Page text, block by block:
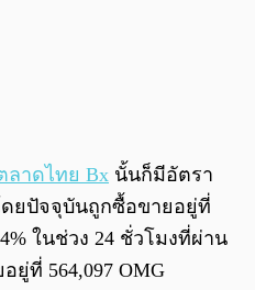
ลาดไทย Bx นั้นก็มีอัตรา
ยปัจจุบันถูกซื้อขายอยู่ที่
ในช่วง 24 ชั่วโมงที่ผ่าน
ที่ 564,097 OMG